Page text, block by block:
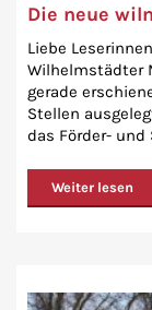
Die neue
Liebe
Wilhelmstädter
gerade
Stellen
das Förder- und
Weiter lesen